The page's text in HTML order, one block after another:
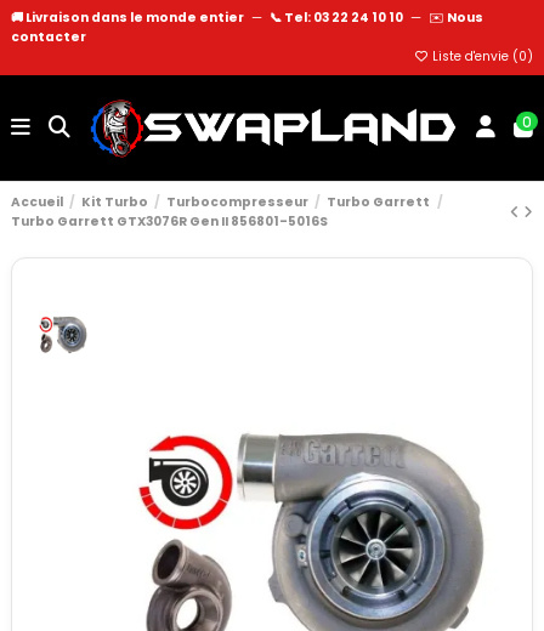
🚚 Livraison dans le monde entier — 📞 Tel: 03 22 24 10 10 — ✉️ Nous
contacter
Liste d'envie (0)
0
Accueil Kit Turbo Turbocompresseur
Turbo Garrett
Turbo Garrett GTX3076R Gen II 856801-5016S